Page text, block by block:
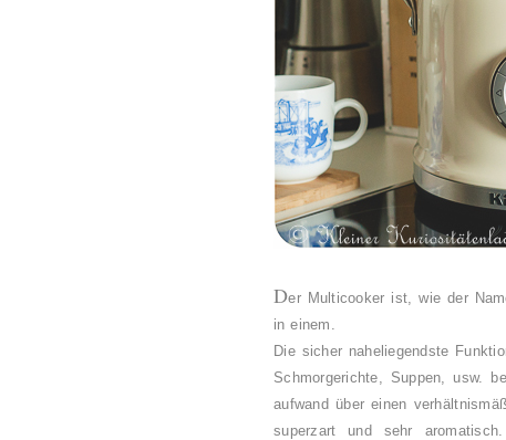
Der Multicooker ist, wie der
in einem.
Die sicher naheliegendste
Schmorgerichte, Suppen, usw.
aufwand über einen
superzart und sehr